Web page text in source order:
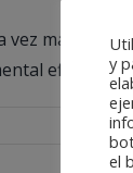
más
eficaz yay
el